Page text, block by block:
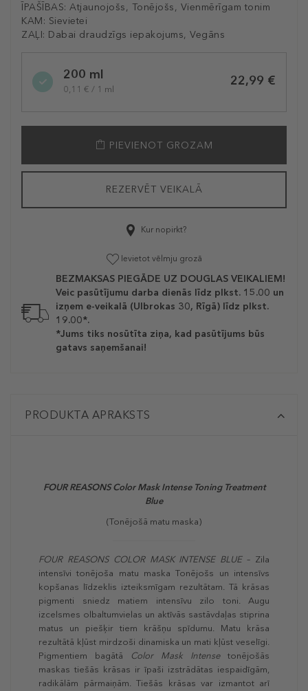
ĪPAŠĪBAS: Atjaunojošs, Tonējošs, Vienmērīgam tonim
KAM: Sievietei
ZAĻI: Dabai draudzīgs iepakojums, Vegāns
variation200 ml
0,11 € / 1 ml
22,99 €
PIEVIENOT GROZAM
REZERVĒT VEIKALĀ
Kur nopirkt?
Ievietot vēlmju grozā
BEZMAKSAS PIEGĀDE UZ DOUGLAS VEIKALIEM!
Veic pasūtījumu darba dienās līdz plkst. 15.00 un
izņem e-veikalā (Ulbrokas 30, Rīgā) līdz plkst.
19.00*.
*Jums tiks nosūtīta ziņa, kad pasūtījums būs
gatavs saņemšanai!
PRODUKTA APRAKSTS
FOUR REASONS Color Mask Intense Toning Treatment
Blue
(Tonējošā matu maska)
FOUR REASONS COLOR MASK INTENSE BLUE– Zila
intensīvi tonējoša matu maska Tonējošs un intensīvs
kopšanas līdzeklis izteiksmīgam rezultātam. Tā krāsas
pigmenti sniedz matiem intensīvu zilo toni. Augu
izcelsmes olbaltumvielas un aktīvās sastāvdaļas stiprina
matus un piešķir tiem krāšņu spīdumu. Matu krāsa
rezultātā kļūst mirdzoši dinamiska un mati kļūst veselīgi.
Pigmentiem bagātā
Color Mask Intensetonējošās
maskas tiešās krāsas ir īpaši izstrādātas iespaidīgām,
radikālām pārmaiņām. Tiešās krāsas var izmantot arī